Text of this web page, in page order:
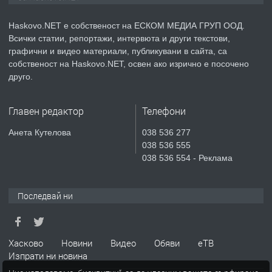
преди 3 дни
ПРЕДЛАГА
Продавам парцел в гр. Хасково кв.
СГЛОБЯВАНЕ НА МЕБЕЛИ.
апартамент под наем в кв.
Училищни, гр. Хасково.
Haskovo.NET е собственост на ЕСКОМ МЕДИА ГРУП ООД.
Всички статии, репортажи, интервюта и други текстови,
графични и видео материали, публикувани в сайта, са
собственост на Haskovo.NET, освен ако изрично е посочено
друго.
Главен редактор
Анета Кутелова
Телефони
038 536 277
038 536 555
038 536 554 - Реклама
Последвай ни
Хасково Новини Видео Обяви
еТВ
Изпрати ни новина